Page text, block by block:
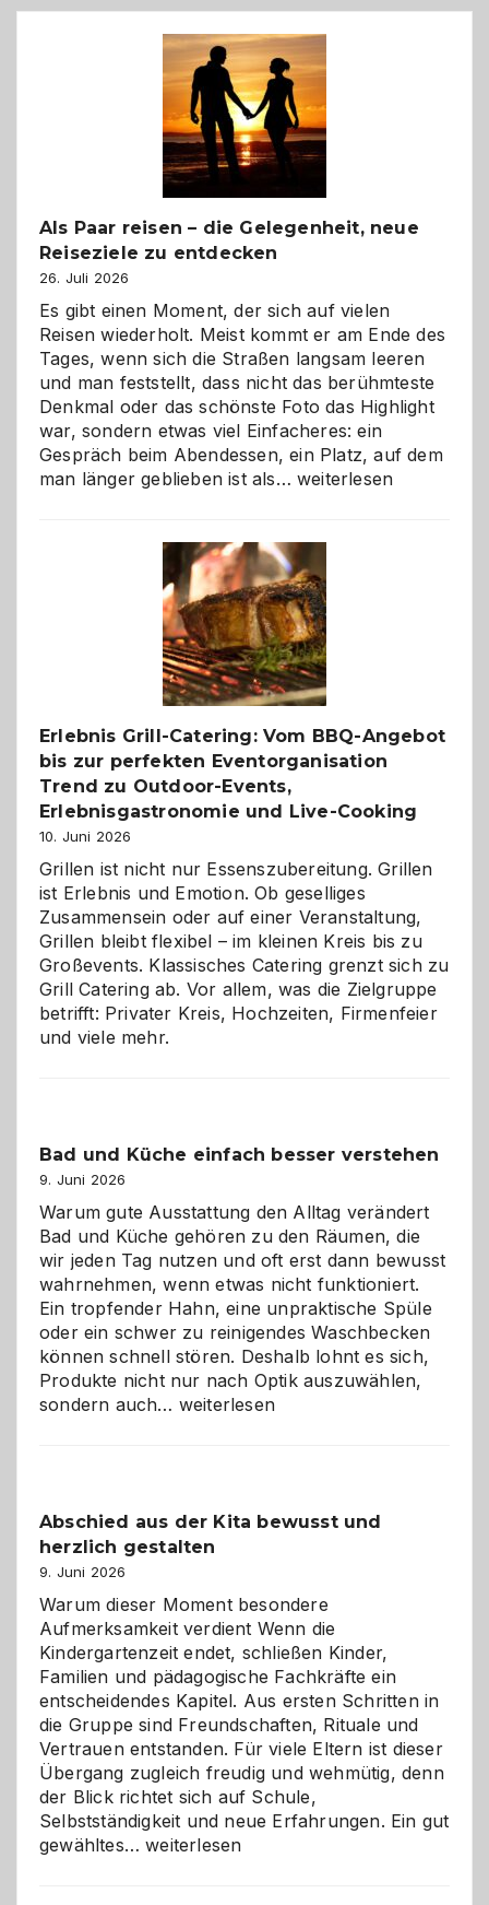
Als Paar reisen – die Gelegenheit, neue
Reiseziele zu entdecken
26. Juli 2026
Es gibt einen Moment, der sich auf vielen
Reisen wiederholt. Meist kommt er am Ende des
Tages, wenn sich die Straßen langsam leeren
und man feststellt, dass nicht das berühmteste
Denkmal oder das schönste Foto das Highlight
war, sondern etwas viel Einfacheres: ein
Gespräch beim Abendessen, ein Platz, auf dem
man länger geblieben ist als… Als
–
die
Gelegenheit,
neue
Reiseziele
zu
entdecken
weiterlesen
Erlebnis Grill-Catering: Vom BBQ-Angebot
bis zur perfekten Eventorganisation
Trend zu Outdoor-Events,
Erlebnisgastronomie und Live-Cooking
10. Juni 2026
Grillen ist nicht nur Essenszubereitung. Grillen
ist Erlebnis und Emotion. Ob geselliges
Zusammensein oder auf einer Veranstaltung,
Grillen bleibt flexibel – im kleinen Kreis bis zu
Großevents. Klassisches Catering grenzt sich zu
Grill Catering ab. Vor allem, was die Zielgruppe
betrifft: Privater Kreis, Hochzeiten, Firmenfeier
und viele mehr.
Bad und Küche einfach besser verstehen
9. Juni 2026
Warum gute Ausstattung den Alltag verändert
Bad und Küche gehören zu den Räumen, die
wir jeden Tag nutzen und oft erst dann bewusst
wahrnehmen, wenn etwas nicht funktioniert.
Ein tropfender Hahn, eine unpraktische Spüle
oder ein schwer zu reinigendes Waschbecken
können schnell stören. Deshalb lohnt es sich,
Produkte nicht nur nach Optik auszuwählen,
sondern auch… Bad
verstehen
weiterlesen
Abschied aus der Kita bewusst und
herzlich gestalten
9. Juni 2026
Warum dieser Moment besondere
Aufmerksamkeit verdient Wenn die
Kindergartenzeit endet, schließen Kinder,
Familien und pädagogische Fachkräfte ein
entscheidendes Kapitel. Aus ersten Schritten in
die Gruppe sind Freundschaften, Rituale und
Vertrauen entstanden. Für viele Eltern ist dieser
Übergang zugleich freudig und wehmütig, denn
der Blick richtet sich auf Schule,
Selbstständigkeit und neue Erfahrungen. Ein gut
gewähltes…Abschied
weiterlesen